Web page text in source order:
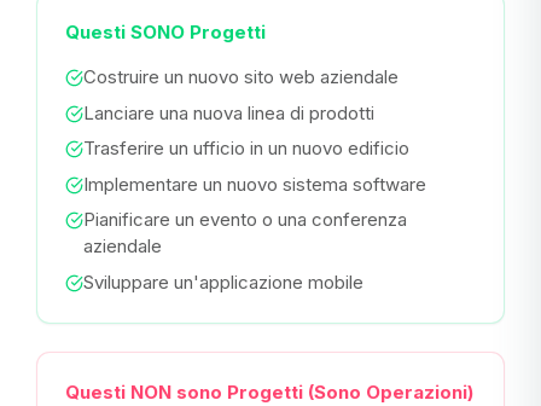
Questi SONO Progetti
Costruire un nuovo sito web aziendale
Lanciare una nuova linea di prodotti
Trasferire un ufficio in un nuovo edificio
Implementare un nuovo sistema software
Pianificare un evento o una conferenza
aziendale
Sviluppare un'applicazione mobile
Questi NON sono Progetti (Sono Operazioni)